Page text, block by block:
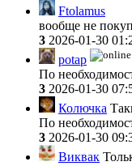
Ftolamus
вообще не
3 2026-01-30
potap
По
3 2026-01-30
Колючка
По
3 2026-01-30
Виквак